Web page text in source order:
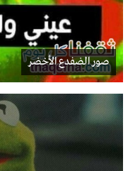
صور الضفدع الأخضر